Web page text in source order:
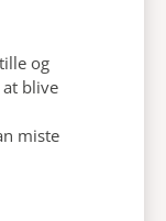
og
blive
miste